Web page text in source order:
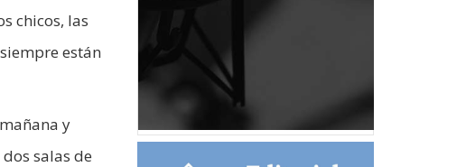
chicos, las
están
y
salas de